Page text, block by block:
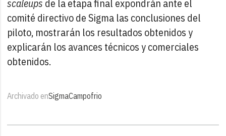
scaleups de la etapa final expondrán ante el
comité directivo de Sigma las conclusiones del
piloto, mostrarán los resultados obtenidos y
explicarán los avances técnicos y comerciales
obtenidos.
Archivado enSigmaCampofrio